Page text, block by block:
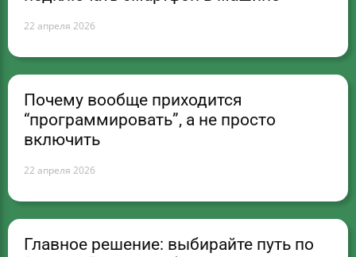
22 апреля 2026
Почему вообще приходится
“программировать”, а не просто
включить
22 апреля 2026
Главное решение: выбирайте путь по